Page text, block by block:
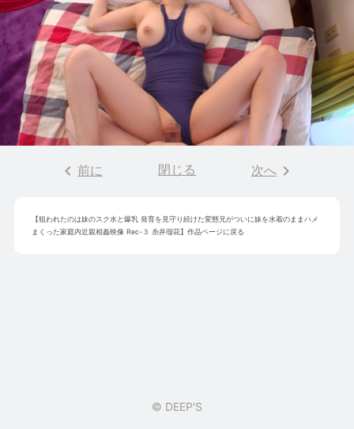
keyboard_arrow_left 前に 閉じる 次へ keyboard_arrow_right
【狙われたのは妹のスク水と爆乳 発育を見守り続けた変態兄がついに妹を水着のままハメ
まくった家庭内近親相姦映像 Rec-３ 糸井瑠花】作品ページに戻る
© DEEP'S